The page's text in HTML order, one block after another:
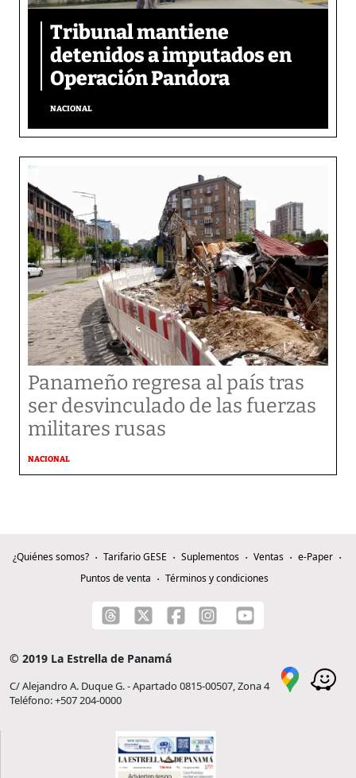
Tribunal mantiene
detenidos a imputados en
Operación Pandora
NACIONAL
Panameño regresa al país tras
ser desvinculado de las fuerzas
militares rusas
NACIONAL
¿Quiénes somos? Tarifario GESE Suplementos Ventas
e-Paper
Puntos de venta
Términos y condiciones
© 2019 La Estrella de Panamá
C/ Alejandro A. Duque G. - Apartado 0815-00507, Zona 4
Teléfono: +507 204-0000